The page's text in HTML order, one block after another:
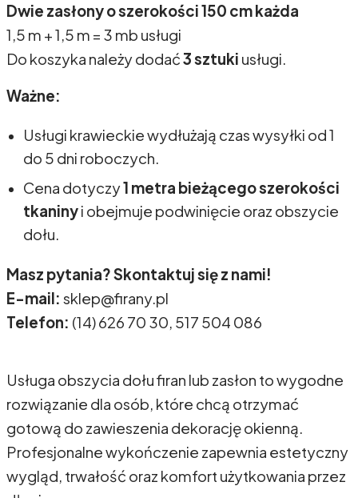
Dwie zasłony o szerokości 150 cm każda
1,5 m + 1,5 m = 3 mb usługi
Do koszyka należy dodać3 sztuki usługi.
Ważne:
Usługi krawieckie wydłużają czas wysyłki od 1
do 5 dni roboczych.
Cena dotyczy1 metra bieżącego szerokości
tkaninyi obejmuje podwinięcie oraz obszycie
dołu.
Masz pytania? Skontaktuj się z nami!
E-mail: sklep@firany.pl
Telefon: (14) 626 70 30, 517 504 086
Usługa obszycia dołu firan lub zasłon to wygodne
rozwiązanie dla osób, które chcą otrzymać
gotową do zawieszenia dekorację okienną.
Profesjonalne wykończenie zapewnia estetyczny
wygląd, trwałość oraz komfort użytkowania przez